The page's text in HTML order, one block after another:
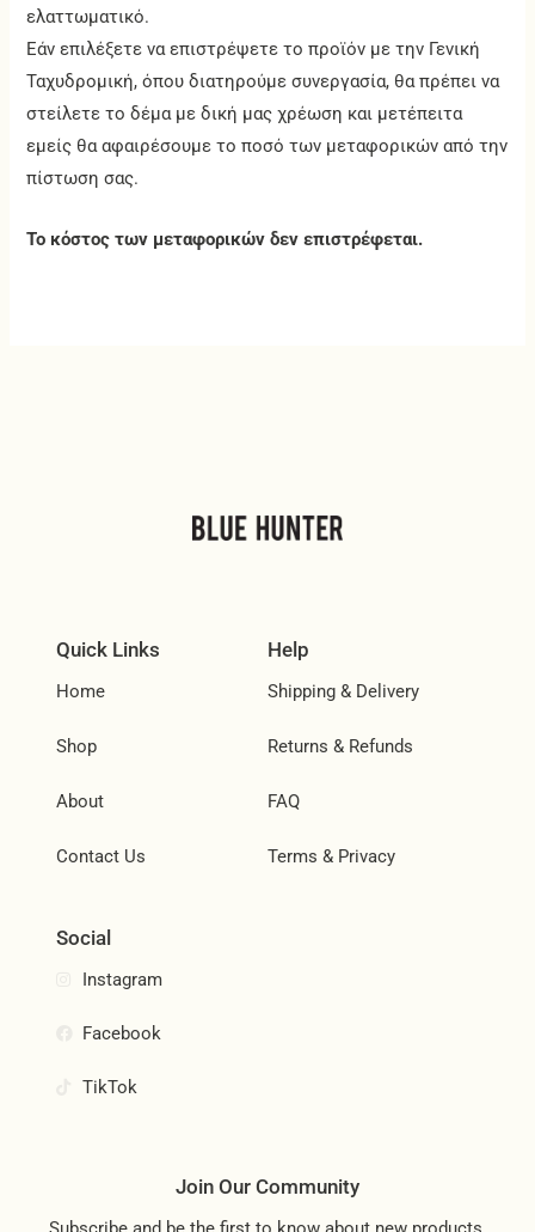
ελαττωματικό.
Εάν επιλέξετε να επιστρέψετε το προϊόν με την Γενική
Ταχυδρομική, όπου διατηρούμε συνεργασία, θα πρέπει να
στείλετε το δέμα με δική μας χρέωση και μετέπειτα
εμείς θα αφαιρέσουμε το ποσό των μεταφορικών από την
πίστωση σας.
Το κόστος των μεταφορικών δεν επιστρέφεται.
Quick Links
Home
Shop
About
Contact Us
Help
Shipping & Delivery
Returns & Refunds
FAQ
Terms & Privacy
Social
Instagram
Facebook
TikTok
Join Our Community